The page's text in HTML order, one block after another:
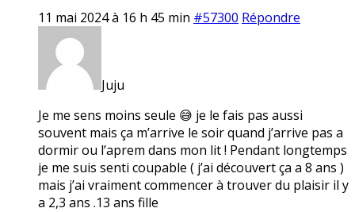
11 mai 2024 à 16 h 45 min #57300 Répondre
Juju
Je me sens moins seule 😅 je le fais pas aussi
souvent mais ça m’arrive le soir quand j’arrive pas a
dormir ou l’aprem dans mon lit ! Pendant longtemps
je me suis senti coupable ( j’ai découvert ça a 8 ans )
mais j’ai vraiment commencer à trouver du plaisir il y
a 2,3 ans .13 ans fille